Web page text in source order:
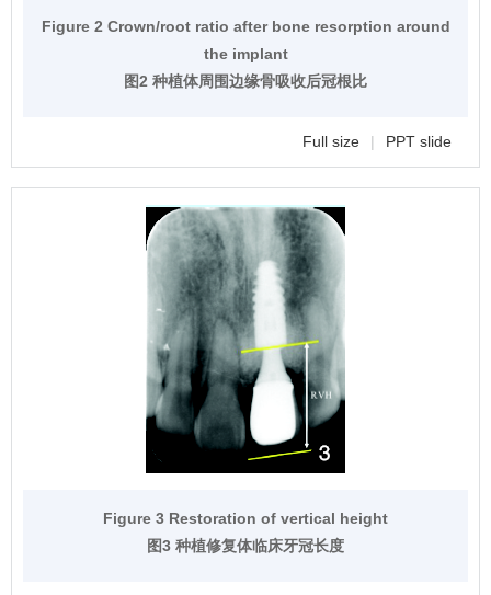
Figure 2 Crown/root ratio after bone resorption around
the implant
图2 种植体周围边缘骨吸收后冠根比
Full size | PPT slide
Figure 3 Restoration of vertical height
图3 种植修复体临床牙冠长度